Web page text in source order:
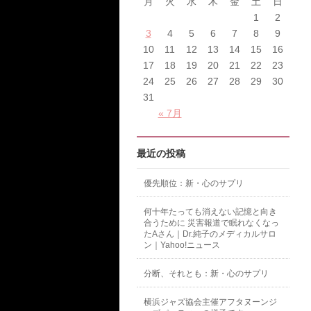
« 7月
1
2
3
4 5 6 7 8
9
10
11 12 13 14 15
16
17
18 19 20 21 22
23
24
25 26 27 28 29
30
31
最近の投稿
優先順位：新・心のサプリ
何十年たっても消えない記憶と向き
合うために 災害報道で眠れなくなっ
たAさん｜Dr.純子のメディカルサロ
ン｜Yahoo!ニュース
分断、それとも：新・心のサプリ
横浜ジャズ協会主催アフタヌーンジ